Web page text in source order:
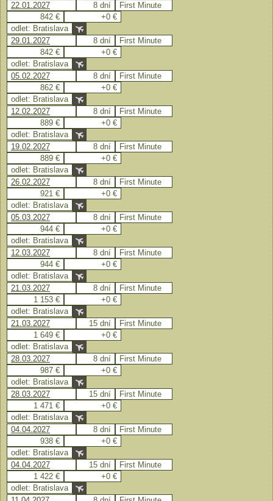
22.01.2027
8 dní
First Minute
842 €
+0 €
odlet: Bratislava
29.01.2027
8 dní
First Minute
842 €
+0 €
odlet: Bratislava
05.02.2027
8 dní
First Minute
862 €
+0 €
odlet: Bratislava
12.02.2027
8 dní
First Minute
889 €
+0 €
odlet: Bratislava
19.02.2027
8 dní
First Minute
889 €
+0 €
odlet: Bratislava
26.02.2027
8 dní
First Minute
921 €
+0 €
odlet: Bratislava
05.03.2027
8 dní
First Minute
944 €
+0 €
odlet: Bratislava
12.03.2027
8 dní
First Minute
944 €
+0 €
odlet: Bratislava
21.03.2027
8 dní
First Minute
1 153 €
+0 €
odlet: Bratislava
21.03.2027
15 dní
First Minute
1 649 €
+0 €
odlet: Bratislava
28.03.2027
8 dní
First Minute
987 €
+0 €
odlet: Bratislava
28.03.2027
15 dní
First Minute
1 471 €
+0 €
odlet: Bratislava
04.04.2027
8 dní
First Minute
938 €
+0 €
odlet: Bratislava
04.04.2027
15 dní
First Minute
1 422 €
+0 €
odlet: Bratislava